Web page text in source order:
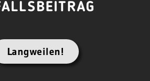
Langweilen!